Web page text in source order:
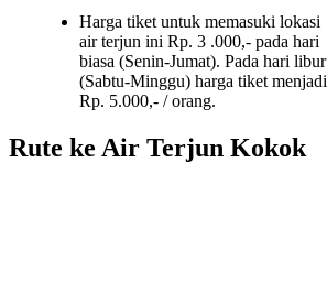
Harga tiket untuk memasuki lokasi
air terjun ini Rp. 3 .000,- pada hari
biasa (Senin-Jumat). Pada hari libur
(Sabtu-Minggu) harga tiket menjadi
Rp. 5.000,- / orang.
Rute ke Air Terjun Kokok